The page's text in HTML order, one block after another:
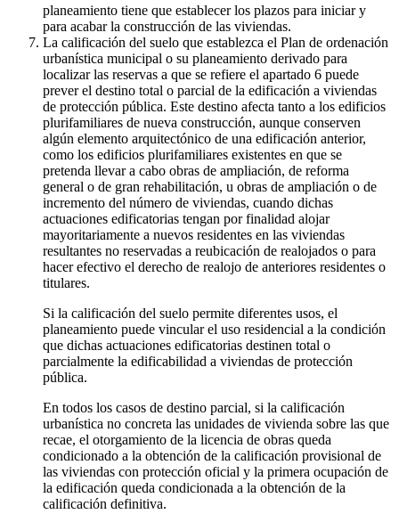
planeamiento tiene que establecer los plazos para iniciar y
para acabar la construcción de las viviendas.
La calificación del suelo que establezca el Plan de ordenación
urbanística municipal o su planeamiento derivado para
localizar las reservas a que se refiere el apartado 6 puede
prever el destino total o parcial de la edificación a viviendas
de protección pública. Este destino afecta tanto a los edificios
plurifamiliares de nueva construcción, aunque conserven
algún elemento arquitectónico de una edificación anterior,
como los edificios plurifamiliares existentes en que se
pretenda llevar a cabo obras de ampliación, de reforma
general o de gran rehabilitación, u obras de ampliación o de
incremento del número de viviendas, cuando dichas
actuaciones edificatorias tengan por finalidad alojar
mayoritariamente a nuevos residentes en las viviendas
resultantes no reservadas a reubicación de realojados o para
hacer efectivo el derecho de realojo de anteriores residentes o
titulares.
Si la calificación del suelo permite diferentes usos, el
planeamiento puede vincular el uso residencial a la condición
que dichas actuaciones edificatorias destinen total o
parcialmente la edificabilidad a viviendas de protección
pública.
En todos los casos de destino parcial, si la calificación
urbanística no concreta las unidades de vivienda sobre las que
recae, el otorgamiento de la licencia de obras queda
condicionado a la obtención de la calificación provisional de
las viviendas con protección oficial y la primera ocupación de
la edificación queda condicionada a la obtención de la
calificación definitiva.